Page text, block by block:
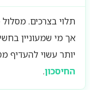
תלוי בצרכים.
אך מי שמעוניין
יותר עשוי להעדיף
החיסכון.